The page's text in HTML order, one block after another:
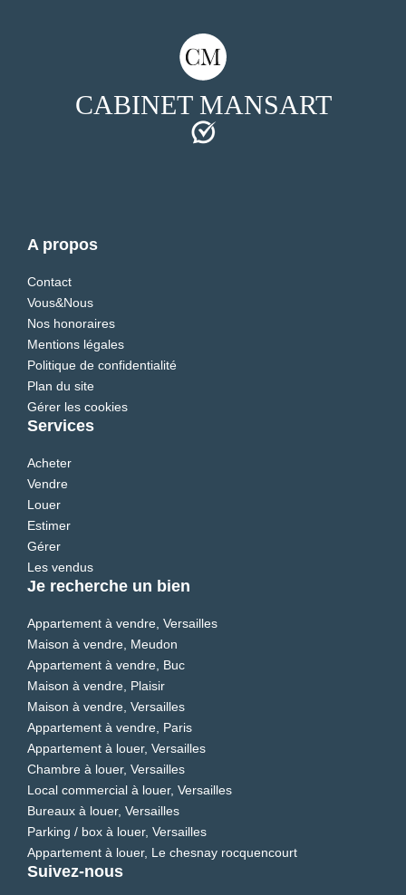
CABINET MANSART
A propos
Contact
Vous&Nous
Nos honoraires
Mentions légales
Politique de confidentialité
Plan du site
Gérer les cookies
Services
Acheter
Vendre
Louer
Estimer
Gérer
Les vendus
Je recherche un bien
Appartement à vendre, Versailles
Maison à vendre, Meudon
Appartement à vendre, Buc
Maison à vendre, Plaisir
Maison à vendre, Versailles
Appartement à vendre, Paris
Appartement à louer, Versailles
Chambre à louer, Versailles
Local commercial à louer, Versailles
Bureaux à louer, Versailles
Parking / box à louer, Versailles
Appartement à louer, Le chesnay rocquencourt
Suivez-nous